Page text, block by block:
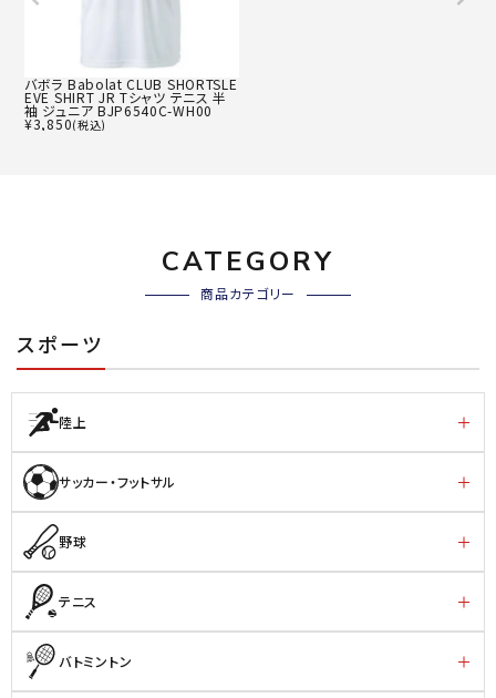
バボラ Babolat CLUB SHORTSLE
EVE SHIRT JR Tシャツ テニス 半
袖 ジュニア BJP6540C-WH00
¥3,850(税込)
CATEGORY
商品カテゴリー
スポーツ
陸上
サッカー・フットサル
野球
テニス
バトミントン